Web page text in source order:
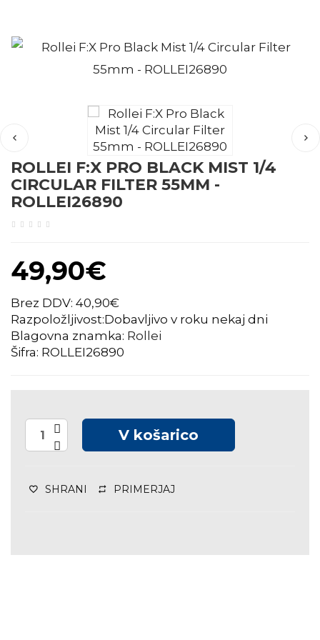
ROLLEI F:X PRO BLACK MIST 1/4
CIRCULAR FILTER 55MM -
ROLLEI26890
49,90€
Brez DDV: 40,90€
Razpoložljivost:Dobavljivo v roku nekaj dni
Blagovna znamka: Rollei
Šifra: ROLLEI26890
V košarico
SHRANI PRIMERJAJ